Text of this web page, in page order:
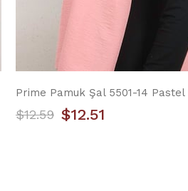
Prime Pamuk Şal 5501-14 Pastel
$12.51
$12.59